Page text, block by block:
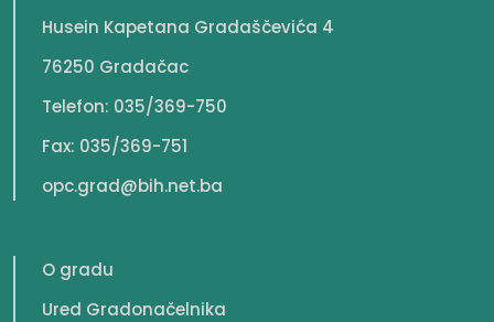
Husein Kapetana Gradaščevića 4
76250 Gradačac
Telefon: 035/369-750
Fax: 035/369-751
opc.grad@bih.net.ba
O gradu
Ured Gradonačelnika